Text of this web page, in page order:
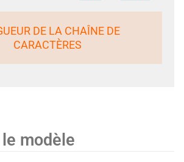
DE LA CHAÎNE DE
CARACTÈRES
modèle